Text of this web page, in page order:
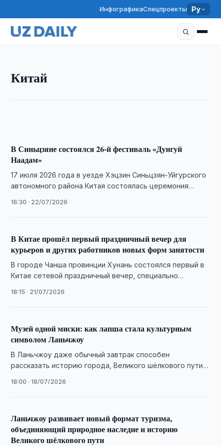
ИнфографикаСпецпроекты Ру
Китай
Опрос Pew зафиксировал рост позитивного
В Синьцзяне состоялся 26-й фестиваль «Дунгуй
Наадам»
17 июля 2026 года в уезде Хэцзин Синьцзян-Уйгурского
автономного района Китая состоялась церемония
16:30 · 22/07/2026
В Китае прошёл первый праздничный вечер для
курьеров и других работников новых форм занятости
В городе Чанша провинции Хунань состоялся первый в
Китае сетевой праздничный вечер, специально
занятости — …
18:15 · 21/07/2026
Музей одной миски: как лапша стала культурным
символом Ланьчжоу
В Ланьчжоу даже обычный завтрак способен
рассказать историю города, Великого шёлкового пути и
18:00 · 18/07/2026
Ланьчжоу развивает новый формат туризма,
объединяющий природное наследие и историю
Великого шёлкового пути